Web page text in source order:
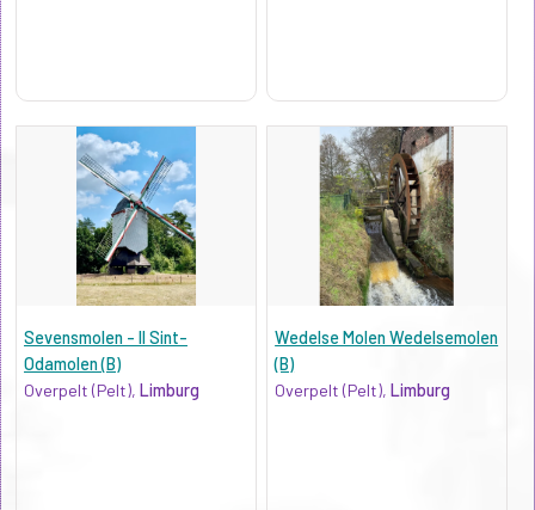
Sevensmolen - II Sint-
Odamolen (B)
Overpelt (Pelt), Limburg
Wedelse Molen Wedelsemolen
(B)
Overpelt (Pelt),Limburg